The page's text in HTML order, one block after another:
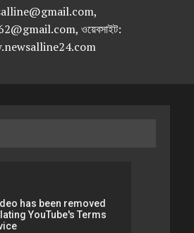
ওয়েবসাইট: